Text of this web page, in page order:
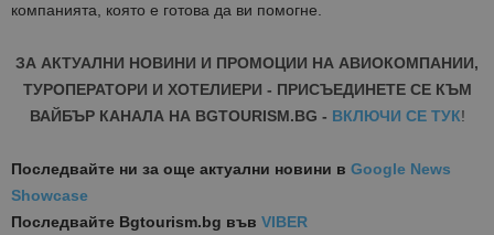
компанията, която е готова да ви помогне.
ЗА АКТУАЛНИ НОВИНИ И ПРОМОЦИИ НА АВИОКОМПАНИИ,
ТУРОПЕРАТОРИ И ХОТЕЛИЕРИ - ПРИСЪЕДИНЕТЕ СЕ КЪМ
ВАЙБЪР КАНАЛА НА BGTOURISM.BG - ВКЛЮЧИ СЕ ТУК!
Последвайте ни за още актуални новини в Google News
Showcase
Последвайте Bgtourism.bg във VIBER